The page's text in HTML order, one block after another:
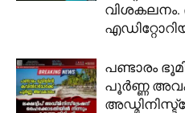
വിശകലനം.
പണ്ടാരം
പൂർണ്ണ